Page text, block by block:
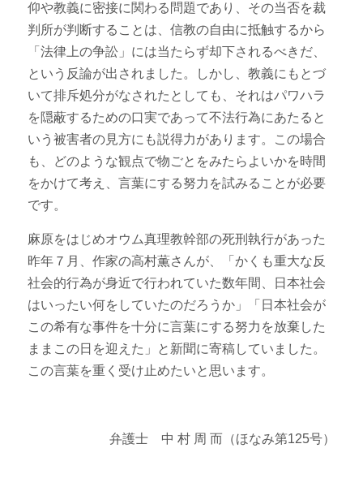
仰や教義に密接に関わる問題であり、その当否を裁
判所が判断することは、信教の自由に抵触するから
「法律上の争訟」には当たらず却下されるべきだ、
という反論が出されました。しかし、教義にもとづ
いて排斥処分がなされたとしても、それはパワハラ
を隠蔽するための口実であって不法行為にあたると
いう被害者の見方にも説得力があります。この場合
も、どのような観点で物ごとをみたらよいかを時間
をかけて考え、言葉にする努力を試みることが必要
です。
麻原をはじめオウム真理教幹部の死刑執行があった
昨年７月、作家の高村薫さんが、「かくも重大な反
社会的行為が身近で行われていた数年間、日本社会
はいったい何をしていたのだろうか」「日本社会が
この希有な事件を十分に言葉にする努力を放棄した
ままこの日を迎えた」と新聞に寄稿していました。
この言葉を重く受け止めたいと思います。
弁護士 中 村 周 而（ほなみ第125号）